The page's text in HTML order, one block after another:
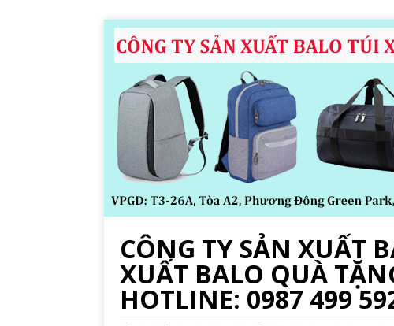
CÔNG TY SẢN XUẤT
XUẤT BALO QUÀ
HOTLINE: 0987 499